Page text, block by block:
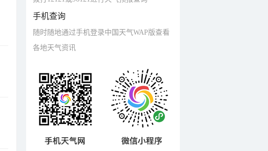
手机查询
随时随地通过手机登录中国天气WAP版查看
各地天气资讯